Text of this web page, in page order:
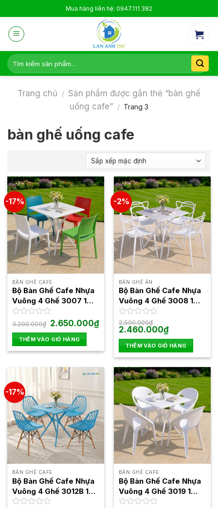
to
content
Mua hàng liên hệ: 0947.111.382
Tìm
kiếm:
Trang chủ / Sản phẩm được gắn thẻ “bàn ghế
uống cafe” / Trang 3
bàn ghế uống cafe
-17%
BÀN GHẾ CAFE
Bộ Bàn Ghế Cafe Nhựa
Vuông 4 Ghế 3007 1
Bàn 3024
Được
hạng
0
5
3.200.000₫ Giá
gốc
là:
3.200.000₫.
2.650.000₫Giá
hiện
2.650.000₫.
THÊM VÀO GIỎ HÀNG
-2%
BÀN GHẾ ĂN
Bộ Bàn Ghế Cafe Nhựa
Vuông 4 Ghế 3008 1
Bàn 3024
Được
xếp
hạng
0
5
sao
2.500.000₫
Giá
gốc
là:
2.500.000₫.
2.460.000₫Giá
hiện
tại
là:
2.460.000₫.
THÊM VÀO GIỎ HÀNG
-17%
BÀN GHẾ CAFE
Bộ Bàn Ghế Cafe Nhựa
Vuông 4 Ghế 3012B 1
Bàn 3024
BÀN GHẾ CAFE
Bộ Bàn Ghế Cafe Nhựa
Vuông 4 Ghế 3019 1
Bàn 3024